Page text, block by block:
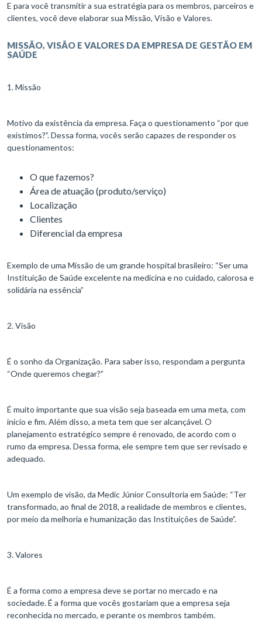
E para você transmitir a sua estratégia para os membros, parceiros e
clientes, você deve elaborar sua Missão, Visão e Valores.
MISSÃO, VISÃO E VALORES DA EMPRESA DE GESTÃO EM
SAÚDE
1. Missão
Motivo da existência da empresa. Faça o questionamento “por que
existimos?”. Dessa forma, vocês serão capazes de responder os
questionamentos:
O que fazemos?
Área de atuação (produto/serviço)
Localização
Clientes
Diferencial da empresa
Exemplo de uma Missão de um grande hospital brasileiro: “Ser uma
Instituição de Saúde excelente na medicina e no cuidado, calorosa e
solidária na essência”
2. Visão
É o sonho da Organização. Para saber isso, respondam a pergunta
“Onde queremos chegar?”
É muito importante que sua visão seja baseada em uma meta, com
início e fim. Além disso, a meta tem que ser alcançável. O
planejamento estratégico sempre é renovado, de acordo com o
rumo da empresa. Dessa forma, ele sempre tem que ser revisado e
adequado.
Um exemplo de visão, da Medic Júnior Consultoria em Saúde: “Ter
transformado, ao final de 2018, a realidade de membros e clientes,
por meio da melhoria e humanização das Instituições de Saúde”.
3. Valores
É a forma como a empresa deve se portar no mercado e na
sociedade. É a forma que vocês gostariam que a empresa seja
reconhecida no mercado, e perante os membros também.